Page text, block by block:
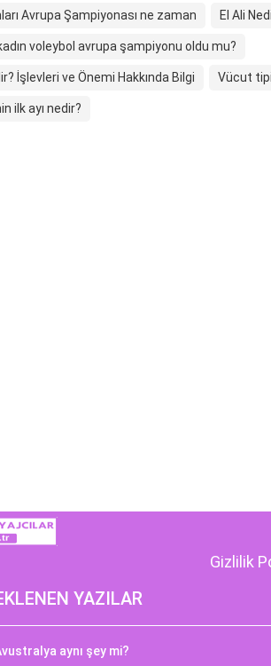
Avrupa Şampiyonası ne zaman El Ali
voleybol avrupa şampiyonu oldu mu?
İşlevleri ve Önemi Hakkında Bilgi Vücut
ilk ayı nedir?
Gizlilik
YAZILAR
aynı şey mi?